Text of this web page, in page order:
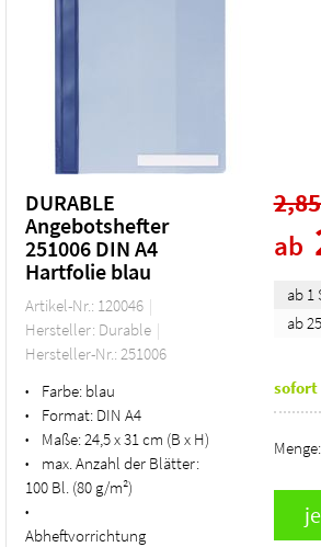
DURABLE
Angebotshefter
251006 DIN A4
Hartfolie blau
Artikel-Nr.: 120046
Hersteller: Durable
Hersteller-Nr.: 251006
• Farbe: blau
• Format: DIN A4
• Maße:24,5 x 31 cm (B x H)
•
max. Anzahl der Blätter:
100 Bl. (80 g/m²)
•
Abheftvorrichtung
ab
ab 1
ab
Menge: